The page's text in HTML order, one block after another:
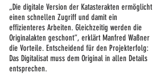
„Die digitale Version der Katasterakten ermöglicht
einen schnellen Zugriff und damit ein
effizienteres Arbeiten. Gleichzeitig werden die
Originalakten geschont“, erklärt Manfred Waßner
die Vorteile. Entscheidend für den Projekterfolg:
Das Digitalisat muss dem Original in allen Details
entsprechen.